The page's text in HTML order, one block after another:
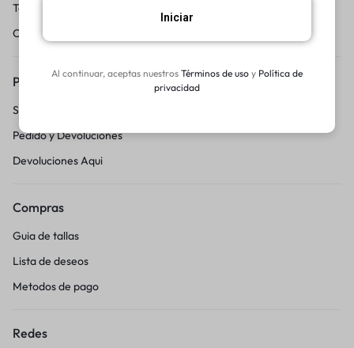
Terminos y condicciones
Centro de Ayuda
Pedidos y Devoluciones
Seguimiento del pedido
Pedido y Devoluciones
Devoluciones Aqui
Compras
Guia de tallas
Lista de deseos
Metodos de pago
Redes
Iniciar
Al continuar, aceptas nuestros Términos de uso y Política de
privacidad